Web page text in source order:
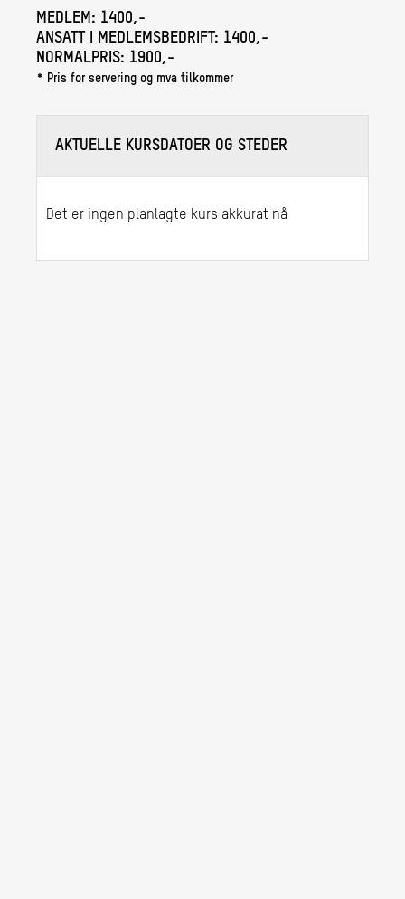
MEDLEM: 1400,-
ANSATT I MEDLEMSBEDRIFT: 1400,-
NORMALPRIS: 1900,-
* Pris for servering og mva tilkommer
AKTUELLE KURSDATOER OG STEDER
Det er ingen planlagte kurs akkurat nå